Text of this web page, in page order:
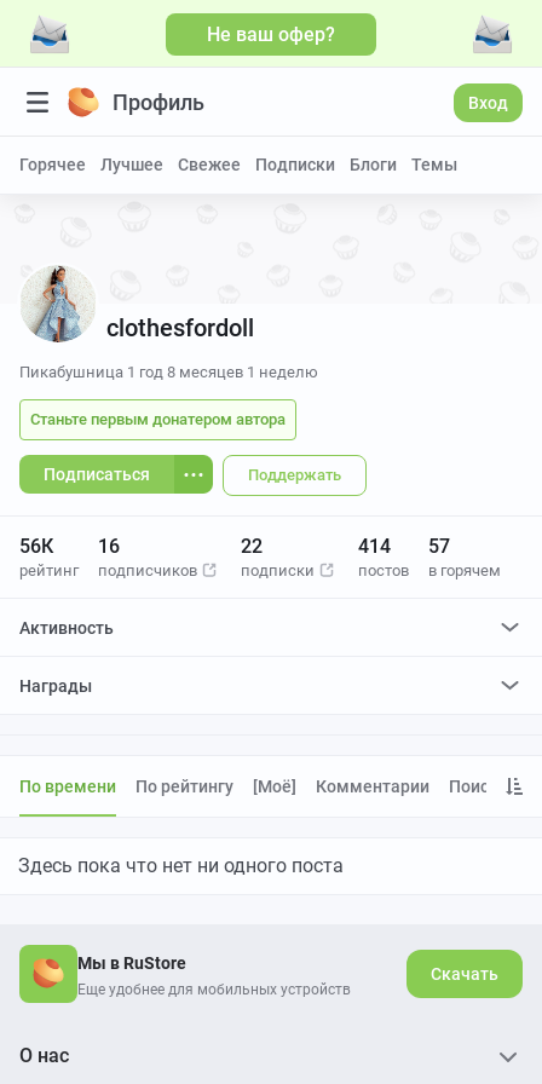
Не ваш офер?
Профиль Вход
Горячее Лучшее Свежее Подписки Блоги Темы
clothesfordoll
Пикабушница 1 год 8 месяцев 1 неделю
Станьте первым донатером автора
Подписаться Поддержать
56К
рейтинг
16
подписчиков
22
подписки
414
постов
57
в горячем
Активность
отредактировалa
Награды
По времени По рейтингу [моё] Комментарии Поиск
Здесь пока что нет ни одного поста
Мы в RuStore
Еще удобнее для мобильных устройств
Скачать
О нас